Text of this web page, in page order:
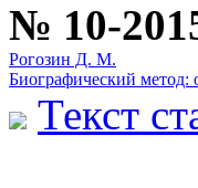
№ 10-
Рогозин Д. М.
Биографический метод:
Текст